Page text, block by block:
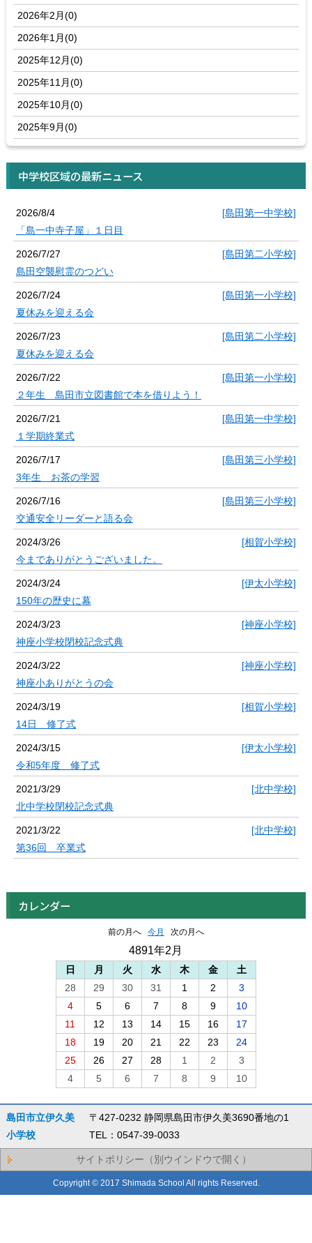
2026年2月(0)
2026年1月(0)
2025年12月(0)
2025年11月(0)
2025年10月(0)
2025年9月(0)
中学校区域の最新ニュース
2026/8/4
[島田第一中学校]
「島一中寺子屋」１日目
2026/7/27
[島田第二小学校]
島田空襲慰霊のつどい
2026/7/24
[島田第一小学校]
夏休みを迎える会
2026/7/23
[島田第二小学校]
夏休みを迎える会
2026/7/22
[島田第一小学校]
２年生 島田市立図書館で本を借りよう！
2026/7/21
[島田第一中学校]
１学期終業式
2026/7/17
[島田第三小学校]
3年生 お茶の学習
2026/7/16
[島田第三小学校]
交通安全リーダーと語る会
2024/3/26
[相賀小学校]
今までありがとうございました。
2024/3/24
[伊太小学校]
150年の歴史に幕
2024/3/23
[神座小学校]
神座小学校閉校記念式典
2024/3/22
[神座小学校]
神座小ありがとうの会
2024/3/19
[相賀小学校]
14日 修了式
2024/3/15
[伊太小学校]
令和5年度 修了式
2021/3/29
[北中学校]
北中学校閉校記念式典
2021/3/22
[北中学校]
第36回 卒業式
カレンダー
前の月へ 今月 次の月へ
4891年2月
日 月 火 水 木 金
土
28
29 30 31 1 2
3
4
5 6 7 8 9
10
11
12 13 14 15 16
17
18
19 20 21 22 23
24
25
26 27 28 1 2
3
4
5 6 7 8 9 10
島田市立伊久美
小学校
〒427-0232 静岡県島田市伊久美3690番地の1
TEL：0547-39-0033
サイトポリシー（別ウインドウで開く）
Copyright © 2017 Shimada School All rights Reserved.